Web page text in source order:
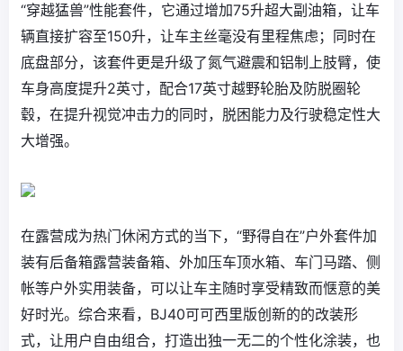
“穿越猛兽”性能套件，它通过增加75升超大副油箱，让车
辆直接扩容至150升，让车主丝毫没有里程焦虑；同时在
底盘部分，该套件更是升级了氮气避震和铝制上肢臂，使
车身高度提升2英寸，配合17英寸越野轮胎及防脱圈轮
毂，在提升视觉冲击力的同时，脱困能力及行驶稳定性大
大增强。
在露营成为热门休闲方式的当下，“野得自在”户外套件加
装有后备箱露营装备箱、外加压车顶水箱、车门马踏、侧
帐等户外实用装备，可以让车主随时享受精致而惬意的美
好时光。综合来看，BJ40可可西里版创新的的改装形
式，让用户自由组合，打造出独一无二的个性化涂装，也